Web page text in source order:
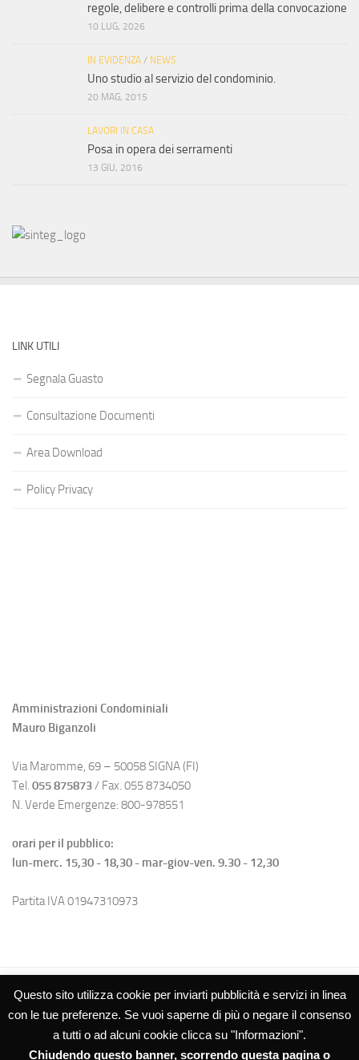
regole, delibere e controlli prima della convocazione
10 LUG, 2026
IN EVIDENZA / NEWS
Uno studio al servizio del condominio.
20 MAG, 2015
LAVORI IN CASA
Posa in opera dei serramenti
13 GIU, 2016
LINK UTILI
Segnala Guasto
Consultazione Documenti
Area Download
Policy Privacy
Amministrazioni Condominiali
Mauro Biganzoli
Via Maromme, 69 – 50058 SIGNA (FI)
Tel. 055 875873/ Fax. 055 8734050
N. Verde Emergenze: 800-978551
orari per il pubblico:
lun-merc. 15,30 - 18,30 - mar-giov-ven. 9.30 - 12,30
Partita IVA 01947310973
Studio Biganzoli SRL – Amministrazioni Condominiali © 2026. Tutti i
Questo sito utilizza cookie per inviarti pubblicità e servizi in linea
con le tue preferenze. Se vuoi saperne di più o negare il consenso
a tutti o ad alcuni cookie clicca su "Informazioni".
Chiudendo questo banner, scorrendo questa pagina o